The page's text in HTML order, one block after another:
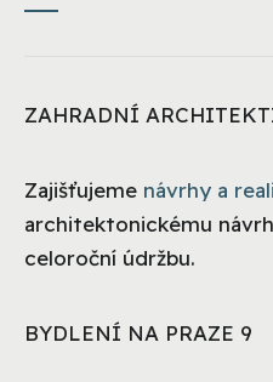
ZAHRADNÍ
Zajišťujeme návrhy a
architektonickému
celoroční údržbu.
BYDLENÍ NA PRAZE 9